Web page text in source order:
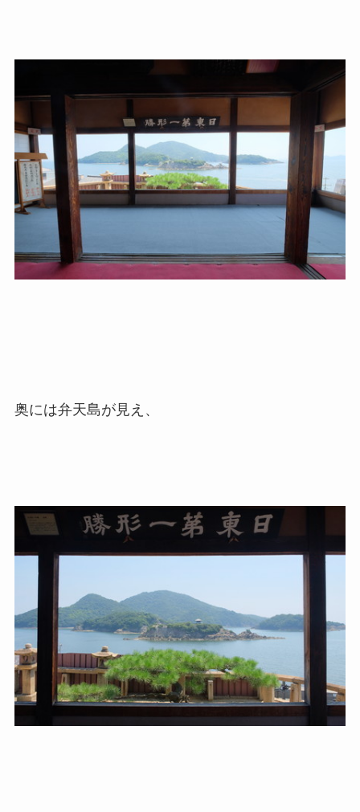
奥には弁天島が見え、